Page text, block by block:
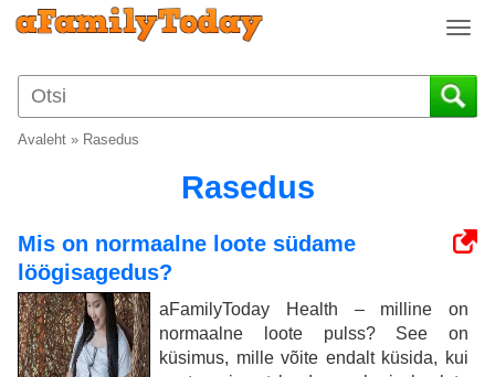
T
g
g
i
t
i
o
Avaleht » Rasedus
Rasedus
Mis on normaalne loote südame
löögisagedus?
aFamilyToday Health – milline on
normaalne loote pulss? See on
küsimus, mille võite endalt küsida, kui